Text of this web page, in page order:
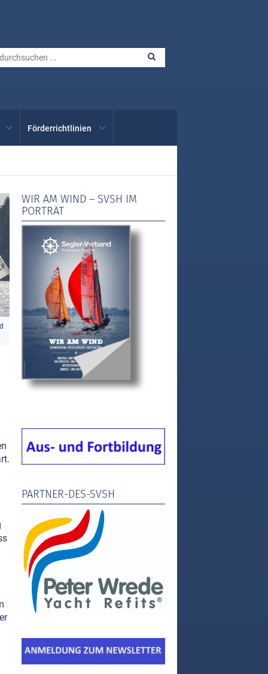
Förderrichtlinien
WIR AM WIND – SVSH IM
PORTRÄT
PARTNER-DES-SVSH